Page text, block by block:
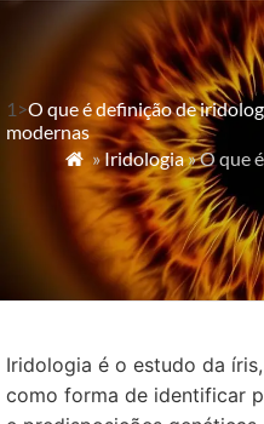
1>O que é definição de
modernas
 »Iridologia» O que
Iridologia é o estudo da
como forma de identificar